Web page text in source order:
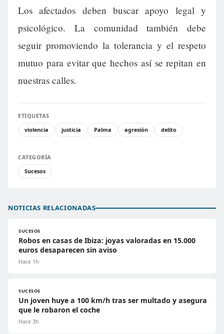
Los afectados deben buscar apoyo legal y
psicológico. La comunidad también debe
seguir promoviendo la tolerancia y el respeto
mutuo para evitar que hechos así se repitan en
nuestras calles.
ETIQUETAS
violencia
justicia Palma agresión delito
CATEGORÍA
Sucesos
NOTICIAS RELACIONADAS
SUCESOS
Robos en casas de Ibiza: joyas valoradas en 15.000
euros desaparecen sin aviso
Hace 1h
SUCESOS
Un joven huye a 100 km/h tras ser multado y asegura
que le robaron el coche
Hace 3h